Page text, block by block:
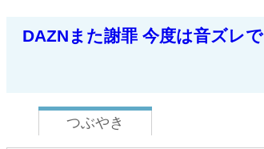
DAZNまた謝罪 今度は音ズレで
つぶやき